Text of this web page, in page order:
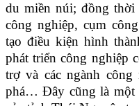
du miền núi; đồng thời
công nghiệp, cụm
tạo điều kiện hình
phát triển công nghiệp
trợ và các ngành
phá… Đây cũng là một